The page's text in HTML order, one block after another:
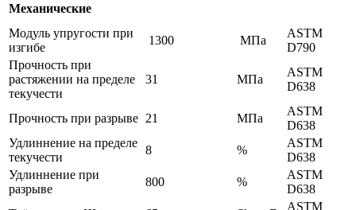
Механические
Модуль упругости при
изгибе
1300 МПа
ASTM
D790
Прочность при
растяжении на пределе
текучести
31 МПа
ASTM
D638
Прочность при разрыве 21 МПа
ASTM
D638
Удлиннение на пределе
текучести
8 %
ASTM
D638
Удлиннение при
разрыве
800 %
ASTM
D638
ASTM